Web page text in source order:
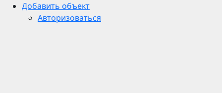
Добавить объект
Авторизоваться